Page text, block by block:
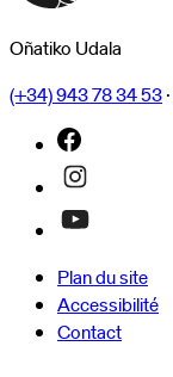
Oñatiko Udala
(+34) 943 78 34 53·
Plan du site
Accessibilité
Contact